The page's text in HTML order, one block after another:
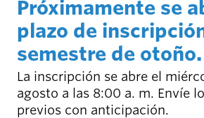
Explora las formas
de participar
newsmode
Últimas
noticias
Actualizaciones
desde
Próximamente se
plazo de
semestre de otoño.
La inscripción se abre el
agosto a las 8:00 a. m. Envíe
previos con anticipación.